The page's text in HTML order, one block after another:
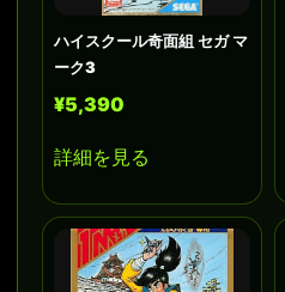
ハイスクール奇面組 セガ マ
ーク3
¥5,390
詳細を見る